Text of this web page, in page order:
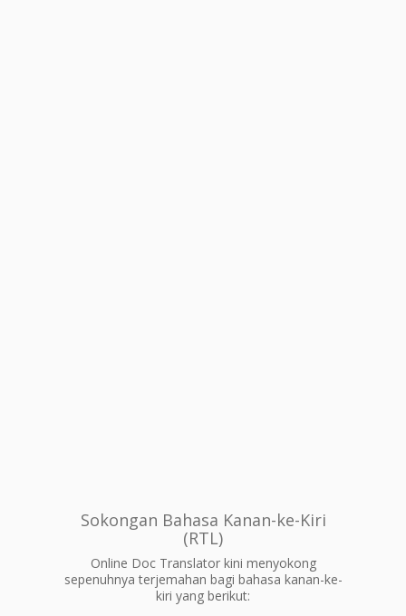
Sokongan Bahasa Kanan-ke-Kiri
(RTL)
Online Doc Translator kini menyokong
sepenuhnya terjemahan bagi bahasa kanan-ke-
kiri yang berikut: